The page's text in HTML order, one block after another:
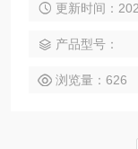
批量小件与精密
锪、攻丝及三轴联
身维护服务。
更新时间：
产品型号：
浏览量：626